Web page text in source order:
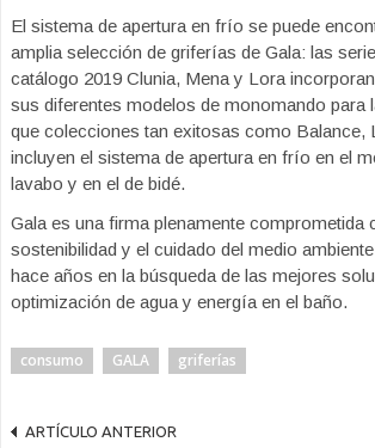
El sistema de apertura en frío se puede
amplia selección de griferías de Gala: las
catálogo 2019 Clunia, Mena y Lora
sus diferentes modelos de monomando para
que colecciones tan exitosas como Balance,
incluyen el sistema de apertura en frío en el
lavabo y en el de bidé.
Gala es una firma plenamente comprometida
sostenibilidad y el cuidado del medio
hace años en la búsqueda de las mejores
optimización de agua y energía en el baño.
consumo GALA griferías
ARTÍCULO ANTERIOR